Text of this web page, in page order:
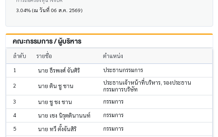
3.04% (ณ วันที่ 06 ส.ค. 2569)
คณะกรรมการ / ผู้บริหาร
ลำดับ รายชื่อ
ตำแหน่ง
1
นาย ธีรพงศ์ จันศิริ ประธานกรรมการ
2 นาย ติน ชู ชาน
ประธานเจ้าหน้าที่บริหาร, รองประธาน
กรรมการบริษัท
3
นาย ชู ชง ชาน
กรรมการ
4
นาย เชง นิรุตตินานนท์
กรรมการ
5
นาย ทวี ตั้งจันสิริ กรรมการ